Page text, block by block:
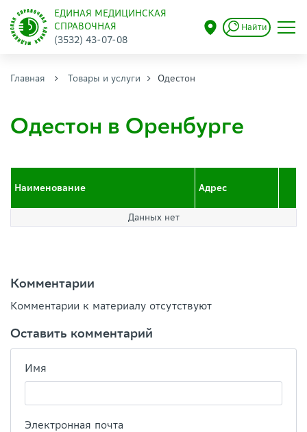
ЕДИНАЯ МЕДИЦИНСКАЯ
СПРАВОЧНАЯ
(3532) 43-07-08
Найти
Главная Товары и услуги Одестон
Одестон в Оренбурге
Наименование Адрес
Данных нет
Комментарии
Комментарии к материалу отсутствуют
Оставить комментарий
Имя
Электронная почта